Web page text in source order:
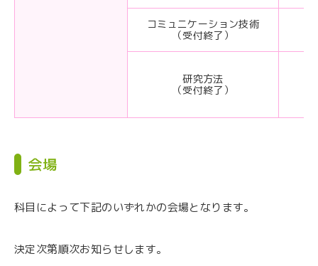
コミュニケーション技術
（受付終了）
研究方法
（受付終了）
会場
科目によって下記のいずれかの会場となります。
決定次第順次お知らせします。